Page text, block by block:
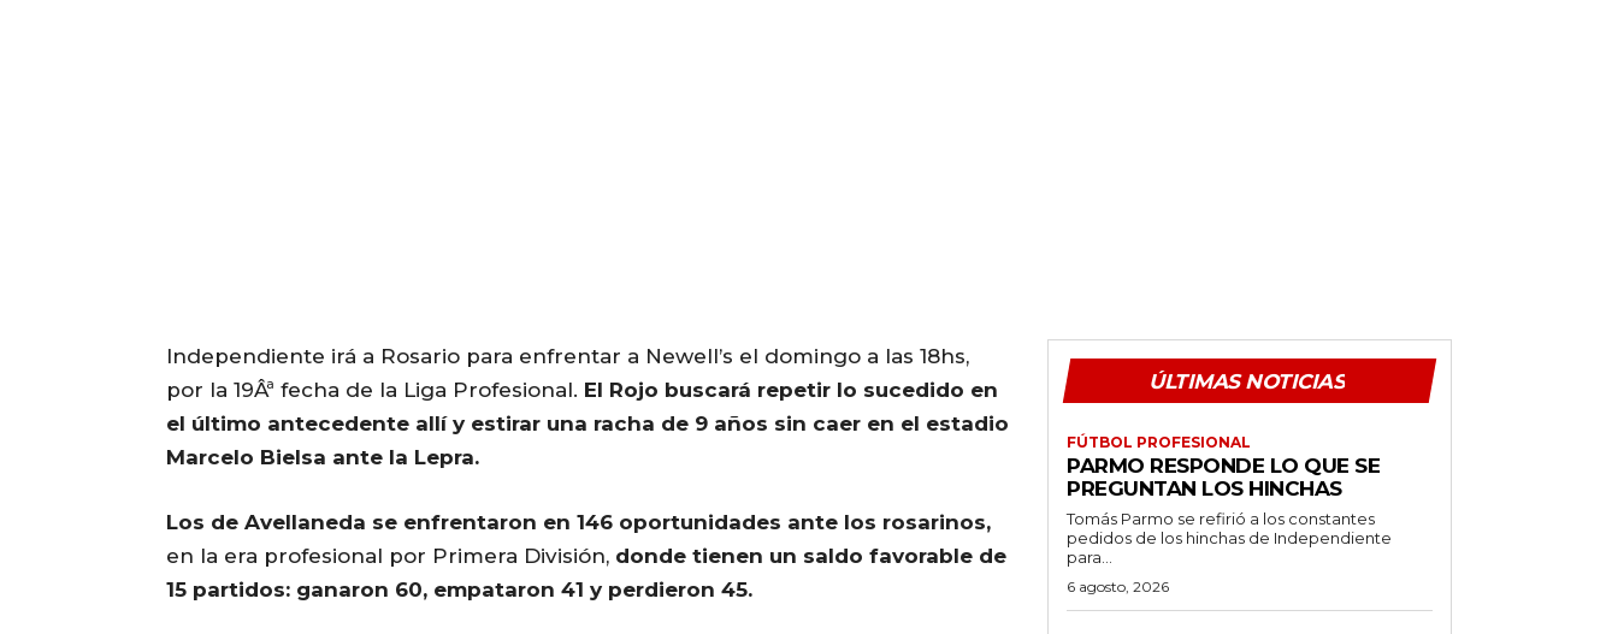
Independiente irá a Rosario para enfrentar a Newell’s el domingo a las 18hs,
por la 19Âª fecha de la Liga Profesional. El Rojo buscará repetir lo sucedido en
el último antecedente allí y estirar una racha de 9 años sin caer en el estadio
Marcelo Bielsa ante la Lepra.
Los de Avellaneda se enfrentaron en 146 oportunidades ante los rosarinos,
en la era profesional por Primera División, donde tienen un saldo favorable de
15 partidos: ganaron 60, empataron 41 y perdieron 45.
ÚLTIMAS NOTICIAS
FÚTBOL PROFESIONAL
PARMO RESPONDE LO QUE SE
PREGUNTAN LOS HINCHAS
Tomás Parmo se refirió a los constantes
pedidos de los hinchas de Independiente
para...
6 agosto, 2026